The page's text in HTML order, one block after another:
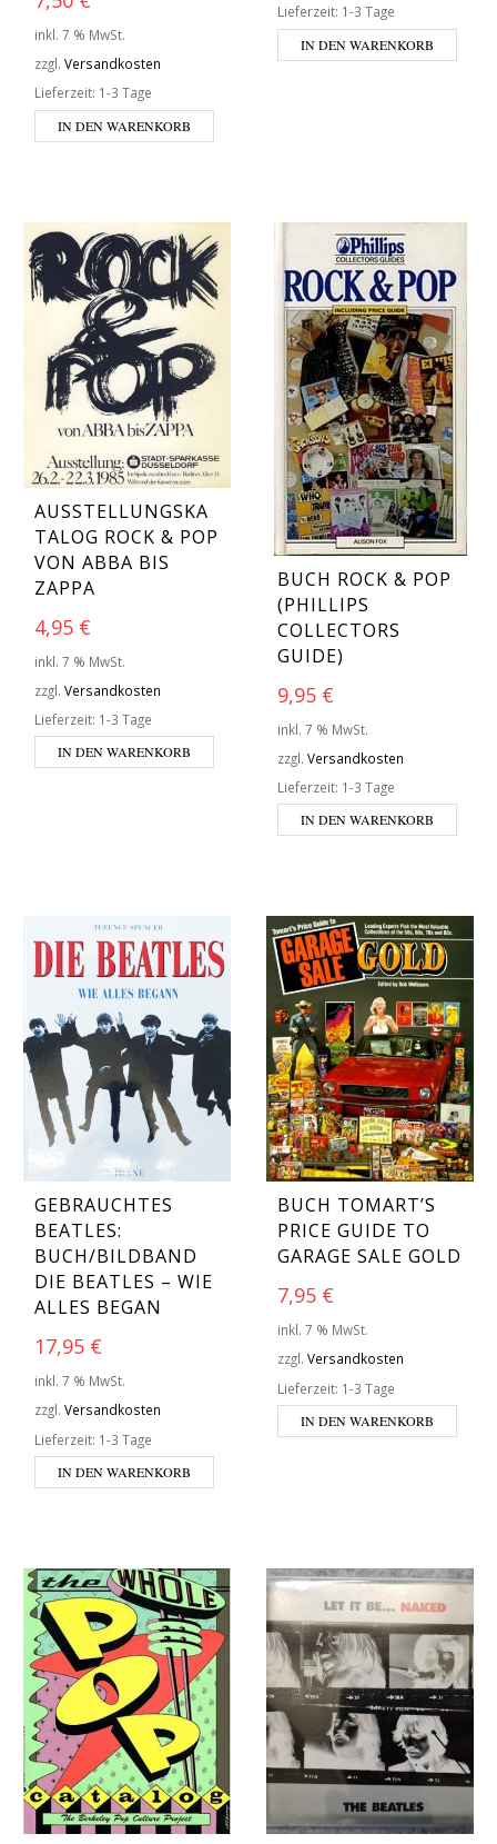
inkl. 7 % MwSt.
zzgl. Versandkosten
Lieferzeit: 1-3 Tage
IN DEN WARENKORB
Lieferzeit: 1-3 Tage
IN DEN WARENKORB
AUSSTELLUNGSKA
TALOG ROCK & POP
VON ABBA BIS
ZAPPA
4,95 €
inkl. 7 % MwSt.
zzgl. Versandkosten
Lieferzeit: 1-3 Tage
IN DEN WARENKORB
BUCH ROCK & POP
(PHILLIPS
COLLECTORS
GUIDE)
9,95 €
inkl. 7 % MwSt.
zzgl. Versandkosten
Lieferzeit: 1-3 Tage
IN DEN WARENKORB
GEBRAUCHTES
BEATLES:
BUCH/BILDBAND
DIE BEATLES – WIE
ALLES BEGAN
17,95 €
inkl. 7 % MwSt.
zzgl. Versandkosten
Lieferzeit: 1-3 Tage
IN DEN WARENKORB
BUCH TOMART’S
PRICE GUIDE TO
GARAGE SALE GOLD
7,95 €
inkl. 7 % MwSt.
zzgl. Versandkosten
Lieferzeit: 1-3 Tage
IN DEN WARENKORB